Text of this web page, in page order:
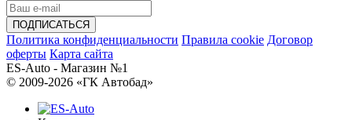
Политика конфиденциальности Правила cookie Договор
оферты Карта сайта
ES-Auto - Магазин №1
© 2009-2026 «ГК Автобад»